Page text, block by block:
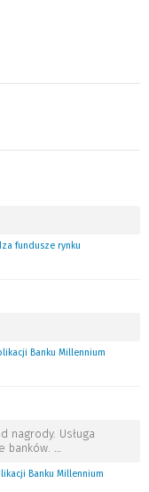
fundusze rynku
Banku Millennium
nagrody. Usługa
banków.
Banku Millennium